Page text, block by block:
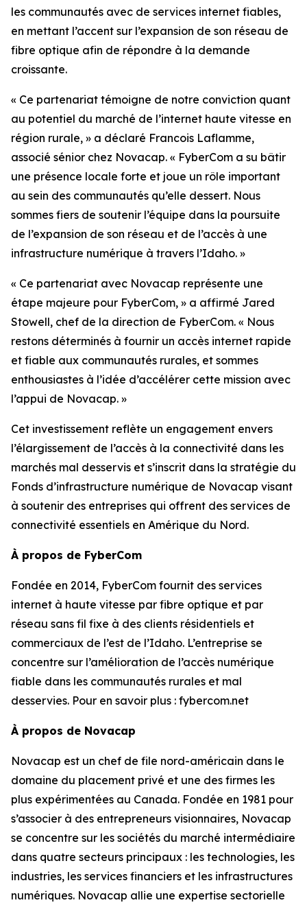
les communautés avec de services internet fiables,
en mettant l’accent sur l’expansion de son réseau de
fibre optique afin de répondre à la demande
croissante.
« Ce partenariat témoigne de notre conviction quant
au potentiel du marché de l’internet haute vitesse en
région rurale, » a déclaré Francois Laflamme,
associé sénior chez Novacap. « FyberCom a su bâtir
une présence locale forte et joue un rôle important
au sein des communautés qu’elle dessert. Nous
sommes fiers de soutenir l’équipe dans la poursuite
de l’expansion de son réseau et de l’accès à une
infrastructure numérique à travers l’Idaho. »
« Ce partenariat avec Novacap représente une
étape majeure pour FyberCom, » a affirmé Jared
Stowell, chef de la direction de FyberCom. « Nous
restons déterminés à fournir un accès internet rapide
et fiable aux communautés rurales, et sommes
enthousiastes à l’idée d’accélérer cette mission avec
l’appui de Novacap. »
Cet investissement reflète un engagement envers
l’élargissement de l’accès à la connectivité dans les
marchés mal desservis et s’inscrit dans la stratégie du
Fonds d’infrastructure numérique de Novacap visant
à soutenir des entreprises qui offrent des services de
connectivité essentiels en Amérique du Nord.
À propos de FyberCom
Fondée en 2014, FyberCom fournit des services
internet à haute vitesse par fibre optique et par
réseau sans fil fixe à des clients résidentiels et
commerciaux de l’est de l’Idaho. L’entreprise se
concentre sur l’amélioration de l’accès numérique
fiable dans les communautés rurales et mal
desservies. Pour en savoir plus : fybercom.net
À propos de Novacap
Novacap est un chef de file nord-américain dans le
domaine du placement privé et une des firmes les
plus expérimentées au Canada. Fondée en 1981 pour
s’associer à des entrepreneurs visionnaires, Novacap
se concentre sur les sociétés du marché intermédiaire
dans quatre secteurs principaux : les technologies, les
industries, les services financiers et les infrastructures
numériques. Novacap allie une expertise sectorielle